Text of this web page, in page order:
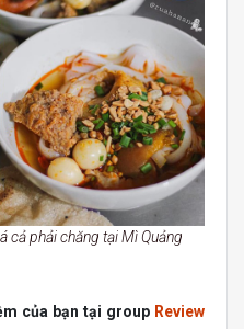
cả phải chăng tại Mì Quảng
của bạn tại group Review